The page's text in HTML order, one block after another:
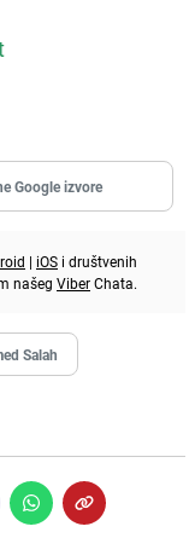
Google izvore
| iOS i društvenih
našeg ViberChata.
Salah